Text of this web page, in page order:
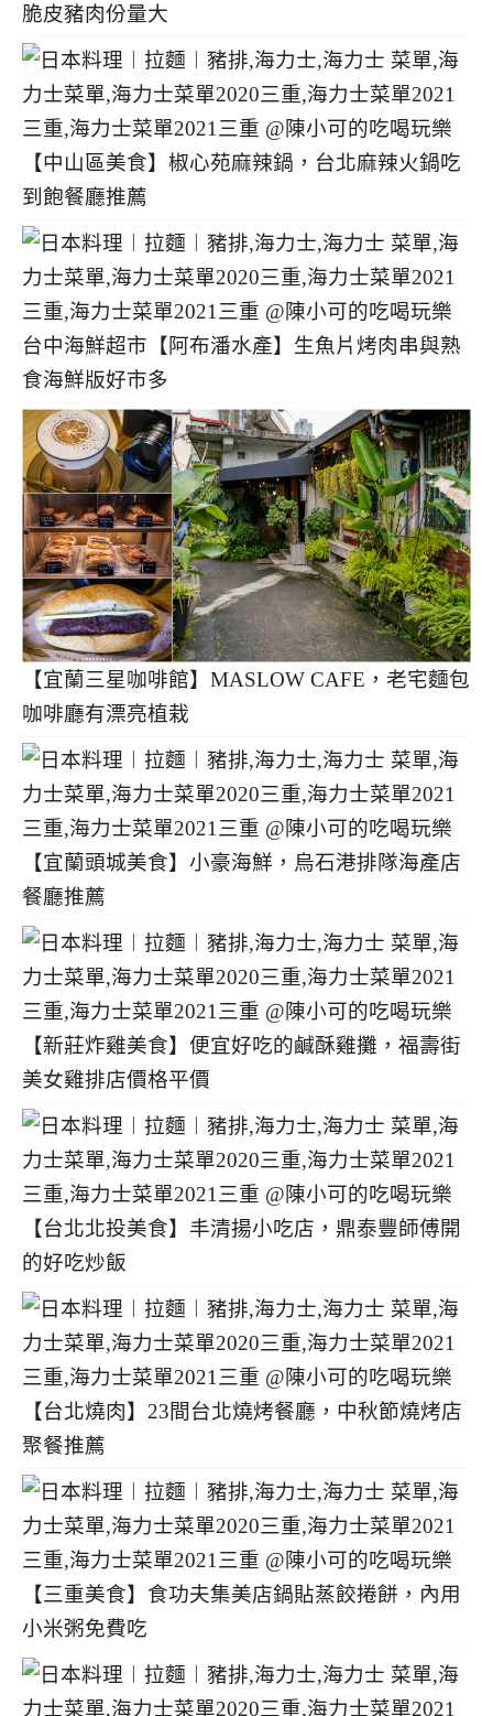
脆皮豬肉份量大
【中山區美食】椒心苑麻辣鍋，台北麻辣火鍋吃
到飽餐廳推薦
台中海鮮超市【阿布潘水產】生魚片烤肉串與熟
食海鮮版好市多
【宜蘭三星咖啡館】MASLOW CAFE，老宅麵包
咖啡廳有漂亮植栽
【宜蘭頭城美食】小豪海鮮，烏石港排隊海產店
餐廳推薦
【新莊炸雞美食】便宜好吃的鹹酥雞攤，福壽街
美女雞排店價格平價
【台北北投美食】丰清揚小吃店，鼎泰豐師傅開
的好吃炒飯
【台北燒肉】23間台北燒烤餐廳，中秋節燒烤店
聚餐推薦
【三重美食】食功夫集美店鍋貼蒸餃捲餅，內用
小米粥免費吃